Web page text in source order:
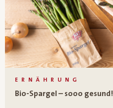
ERNÄHRUNG
Bio-Spargel – sooo gesund!